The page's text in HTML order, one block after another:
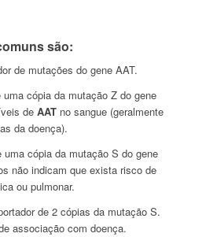
são:
de mutações do gene AAT.
cópia da mutação Z do gene
de AATno sangue (geralmente
da doença).
cópia da mutação S do gene
não indicam que exista risco de
ou pulmonar.
de 2 cópias da mutação S.
associação com doença.